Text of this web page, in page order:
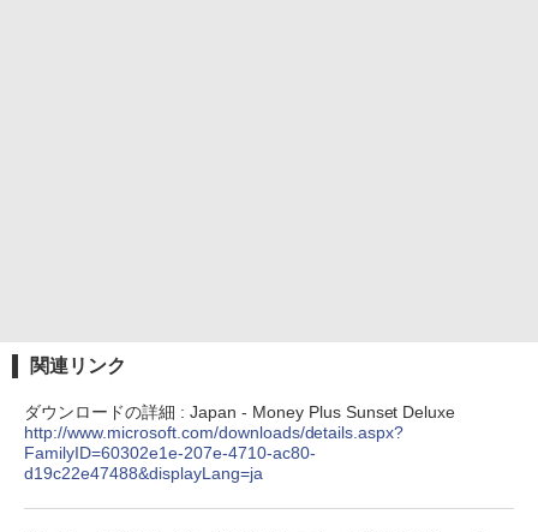
関連リンク
ダウンロードの詳細 : Japan - Money Plus Sunset Deluxe
http://www.microsoft.com/downloads/details.aspx?
FamilyID=60302e1e-207e-4710-ac80-
d19c22e47488&displayLang=ja